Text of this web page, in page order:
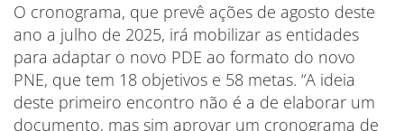
O cronograma, que prevê ações de agosto deste
ano a julho de 2025, irá mobilizar as entidades
para adaptar o novo PDE ao formato do novo
PNE, que tem 18 objetivos e 58 metas. “A ideia
deste primeiro encontro não é a de elaborar um
documento, mas sim aprovar um cronograma de